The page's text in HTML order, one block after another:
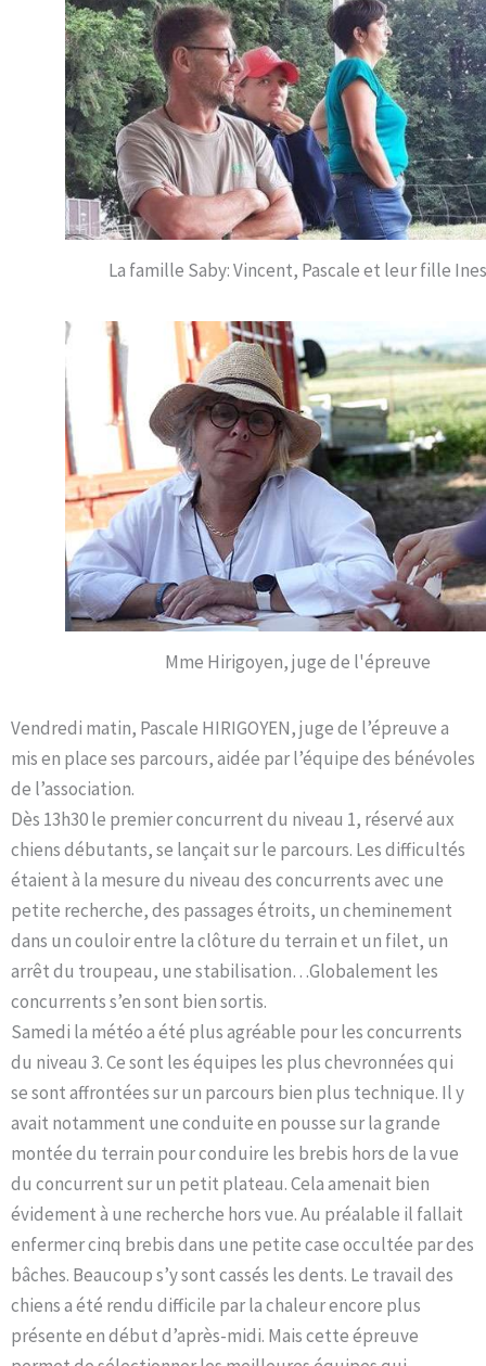
La famille Saby: Vincent, Pascale et leur fille Ines
Mme Hirigoyen, juge de l'épreuve
Vendredi matin, Pascale HIRIGOYEN, juge de l’épreuve a
mis en place ses parcours, aidée par l’équipe des bénévoles
de l’association.
Dès 13h30 le premier concurrent du niveau 1, réservé aux
chiens débutants, se lançait sur le parcours. Les difficultés
étaient à la mesure du niveau des concurrents avec une
petite recherche, des passages étroits, un cheminement
dans un couloir entre la clôture du terrain et un filet, un
arrêt du troupeau, une stabilisation…Globalement les
concurrents s’en sont bien sortis.
Samedi la météo a été plus agréable pour les concurrents
du niveau 3. Ce sont les équipes les plus chevronnées qui
se sont affrontées sur un parcours bien plus technique. Il y
avait notamment une conduite en pousse sur la grande
montée du terrain pour conduire les brebis hors de la vue
du concurrent sur un petit plateau. Cela amenait bien
évidement à une recherche hors vue. Au préalable il fallait
enfermer cinq brebis dans une petite case occultée par des
bâches. Beaucoup s’y sont cassés les dents. Le travail des
chiens a été rendu difficile par la chaleur encore plus
présente en début d’après-midi. Mais cette épreuve